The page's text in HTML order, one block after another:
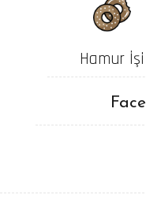
Hamur İşi